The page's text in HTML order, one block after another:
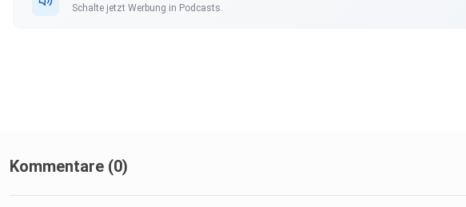
Schalte jetzt Werbung in Podcasts.
Kommentare (0)